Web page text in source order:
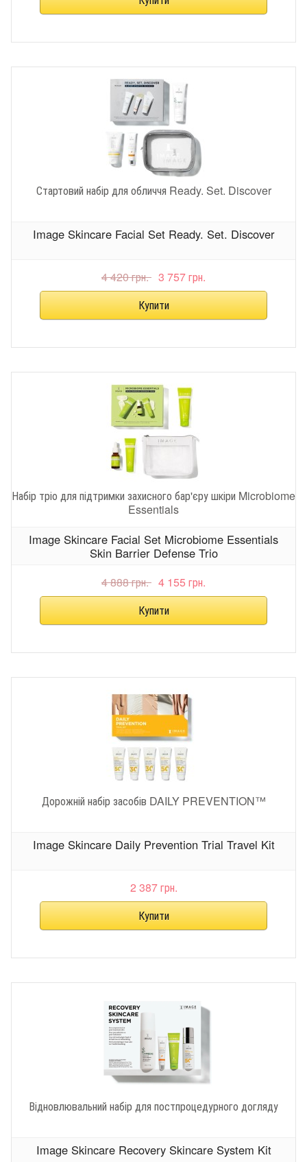
Стартовий набір для обличчя Ready. Set. Discover
Image Skincare Facial Set Ready. Set. Discover
4 420 грн. 3 757 грн.
Набір тріо для підтримки захисного бар'єру шкіри Microbiome
Essentials
Image Skincare Facial Set Microbiome Essentials
Skin Barrier Defense Trio
4 888 грн. 4 155 грн.
Дорожній набір засобів DAILY PREVENTION™
Image Skincare Daily Prevention Trial Travel Kit
2 387 грн.
Відновлювальний набір для постпроцедурного догляду
Image Skincare Recovery Skincare System Kit